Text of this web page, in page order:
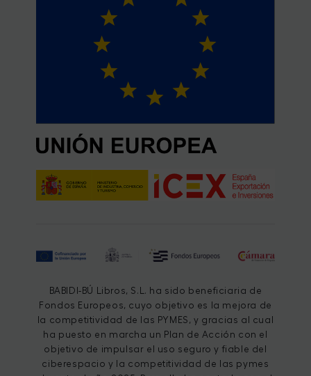
BABIDI-BÚ Libros, S.L. ha sido beneficiaria de
Fondos Europeos, cuyo objetivo es la mejora de
la competitividad de las PYMES, y gracias al cual
ha puesto en marcha un Plan de Acción con el
objetivo de impulsar el uso seguro y fiable del
ciberespacio y la competitividad de las pymes